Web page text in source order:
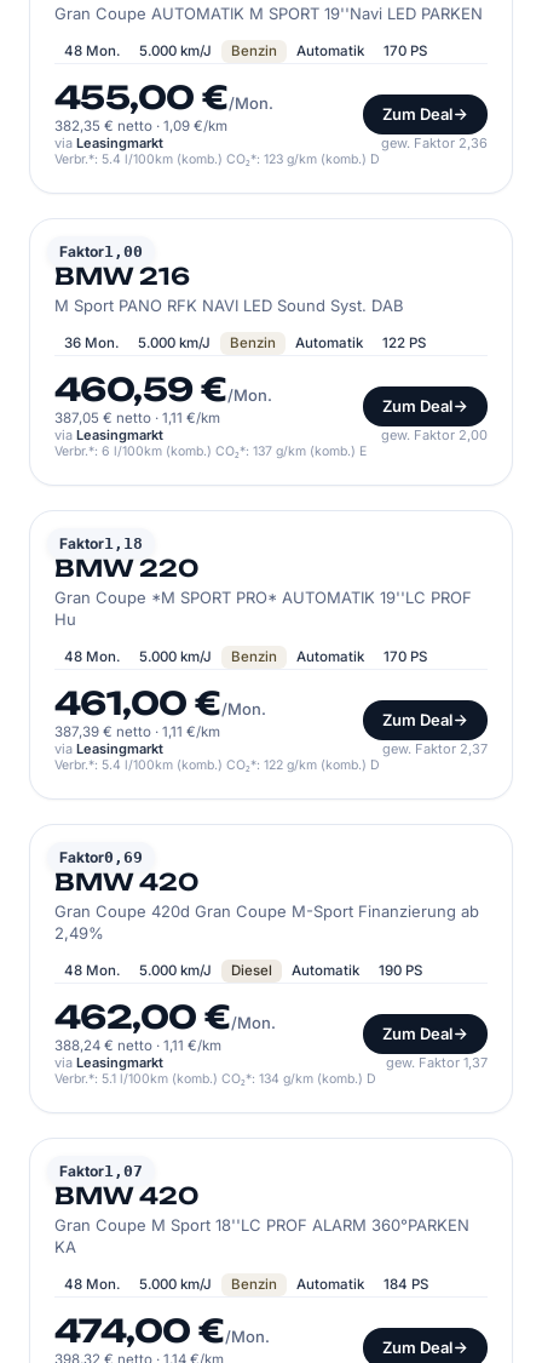
Gran Coupe AUTOMATIK M SPORT 19''Navi LED PARKEN
48 Mon. 5.000 km/J Benzin Automatik 170 PS
455,00 €/Mon.
382,35 € netto · 1,09 €/km
Zum Deal
via Leasingmarkt gew. Faktor 2,36
Verbr.*: 5.4 l/100km (komb.) CO₂*: 123 g/km (komb.) D
Faktor1,00
BMW
BMW 216
M Sport PANO RFK NAVI LED Sound Syst. DAB
36 Mon. 5.000 km/J Benzin Automatik 122 PS
460,59 €/Mon.
387,05 € netto · 1,11 €/km
Zum Deal
via Leasingmarkt gew. Faktor 2,00
Verbr.*: 6 l/100km (komb.) CO₂*: 137 g/km (komb.) E
Faktor1,18
BMW
BMW 220
Gran Coupe *M SPORT PRO* AUTOMATIK 19''LC PROF
Hu
48 Mon. 5.000 km/J Benzin Automatik 170 PS
461,00 €/Mon.
387,39 € netto · 1,11 €/km
Zum Deal
via Leasingmarkt gew. Faktor 2,37
Verbr.*: 5.4 l/100km (komb.) CO₂*: 122 g/km (komb.) D
Faktor0,69
BMW
BMW 420
Gran Coupe 420d Gran Coupe M-Sport Finanzierung ab
2,49%
48 Mon. 5.000 km/J Diesel Automatik 190 PS
462,00 €/Mon.
388,24 € netto · 1,11 €/km
Zum Deal
via Leasingmarkt gew. Faktor 1,37
Verbr.*: 5.1 l/100km (komb.) CO₂*: 134 g/km (komb.) D
Faktor1,07
BMW
BMW 420
Gran Coupe M Sport 18''LC PROF ALARM 360°PARKEN
KA
48 Mon. 5.000 km/J Benzin Automatik 184 PS
474,00 €/Mon.
398,32 € netto · 1,14 €/km
Zum Deal